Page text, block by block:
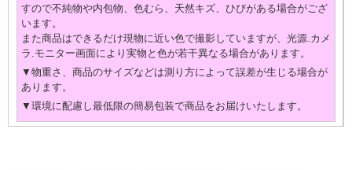
すので不純物や内包物、色むら、天然キズ、ひびがある場合がござ
います。
また商品はできるだけ現物に近い色で撮影していますが、光源.カメ
ラ.モニター画面により実物と色が若干異なる場合があります。
▼物重さ、商品のサイズなどは測り方によって誤差が生じる場合が
あります。
▼環境に配慮し最低限の簡易包装で商品をお届けいたします。